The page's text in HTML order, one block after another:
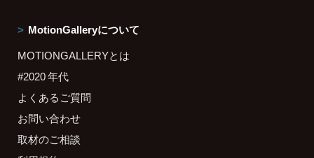
MotionGalleryについて
MOTIONGALLERYとは
#2020 年代
よくあるご質問
お問い合わせ
取材のご相談